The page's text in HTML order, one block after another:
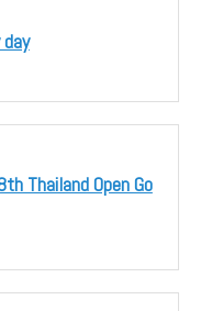
Thailand Open Go